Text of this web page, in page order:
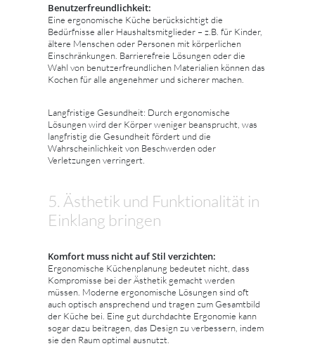
Benutzerfreundlichkeit:
Eine ergonomische Küche berücksichtigt die
Bedürfnisse aller Haushaltsmitglieder – z.B. für Kinder,
ältere Menschen oder Personen mit körperlichen
Einschränkungen. Barrierefreie Lösungen oder die
Wahl von benutzerfreundlichen Materialien können das
Kochen für alle angenehmer und sicherer machen.
Langfristige Gesundheit: Durch ergonomische
Lösungen wird der Körper weniger beansprucht, was
langfristig die Gesundheit fördert und die
Wahrscheinlichkeit von Beschwerden oder
Verletzungen verringert.
5. Ästhetik und Funktionalität in
Einklang bringen
Komfort muss nicht auf Stil verzichten:
Ergonomische Küchenplanung bedeutet nicht, dass
Kompromisse bei der Ästhetik gemacht werden
müssen. Moderne ergonomische Lösungen sind oft
auch optisch ansprechend und tragen zum Gesamtbild
der Küche bei. Eine gut durchdachte Ergonomie kann
sogar dazu beitragen, das Design zu verbessern, indem
sie den Raum optimal ausnutzt.